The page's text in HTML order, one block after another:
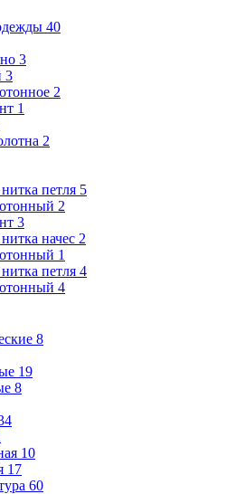
40
3
3
2
1
2
петля 5
2
3
начес 2
1
петля 4
4
8
19
8
10
17
60